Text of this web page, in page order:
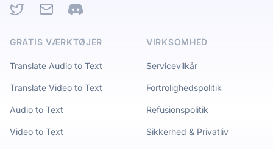
TwitterEmail Discord
GRATIS VÆRKTØJER
Translate Audio to Text
Translate Video to Text
Audio to Text
Video to Text
VIRKSOMHED
Servicevilkår
Fortrolighedspolitik
Refusionspolitik
Sikkerhed & Privatliv